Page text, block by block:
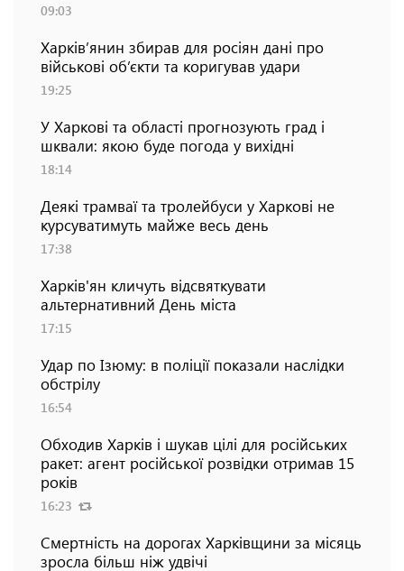
09:03
Харків’янин збирав для росіян дані про
військові об’єкти та коригував удари
19:25
У Харкові та області прогнозують град і
шквали: якою буде погода у вихідні
18:14
Деякі трамваї та тролейбуси у Харкові не
курсуватимуть майже весь день
17:38
Харків'ян кличуть відсвяткувати
альтернативний День міста
17:15
Удар по Ізюму: в поліції показали наслідки
обстрілу
16:54
Обходив Харків і шукав цілі для російських
ракет: агент російської розвідки отримав 15
років
16:23
Смертність на дорогах Харківщини за місяць
зросла більш ніж удвічі